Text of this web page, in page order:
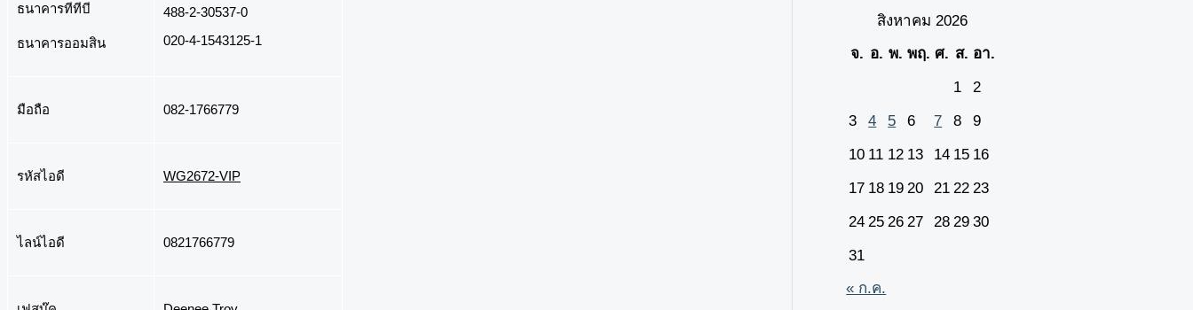
ธนาคารทีทีบี
ธนาคารออมสิน
488-2-30537-0
020-4-1543125-1
มือถือ 082-1766779
รหัสไอดี WG2672-VIP
ไลน์ไอดี 0821766779
สิงหาคม 2026
จ. อ. พ. พฤ. ศ. ส. อา.
1
2
3
4 5 6 7 8
9
10 11 12 13 14 15 16
17 18 19 20 21 22 23
24 25 26 27 28 29 30
31
« ก.ค.